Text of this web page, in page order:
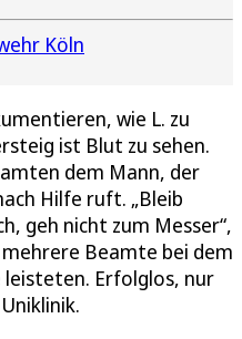
Köln
wie L. zu
ist Blut zu sehen.
dem Mann, der
Hilfe ruft. „Bleib
geh nicht zum Messer“,
Beamte bei dem
leisteten. Erfolglos, nur